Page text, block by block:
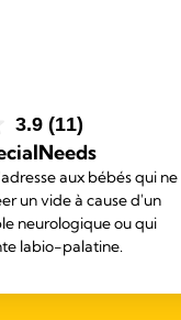
3.9 (11)
aux bébés qui ne
un vide à cause d'un
neurologique ou qui
labio-palatine.